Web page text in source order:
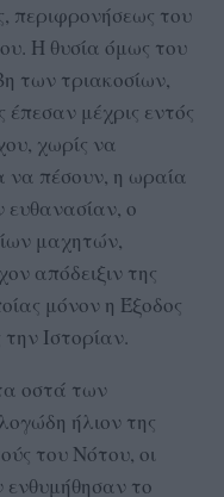
περιφρονήσεως του
Η θυσία όμως του
των τριακοσίων,
έπεσαν μέχρις εντός
χωρίς να
να πέσουν, η ωραία
ευθανασίαν, ο
μαχητών,
απόδειξιν της
μόνον η Έξοδος
Ιστορίαν.
οστά των
ήλιον της
του Νότου, οι
το